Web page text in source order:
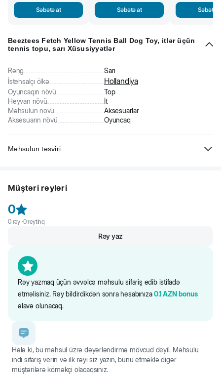
Səbətə at Səbətə at Səbətə
Beeztees Fetch Yellow Tennis Ball Dog Toy, itlər üçün
tennis topu, sarı Xüsusiyyətlər
Rəng
Sarı
İstehsalçı ölkə
Hollandiya
Oyuncaqın növü
Top
Heyvan növü
İt
Məhsulun növü
Aksesuarlar
Aksesuarın növü
Oyuncaq
Məhsulun təsviri
aksesuardır. Topla oyunun faydaları:
- ağza rahatlıqla yerləşərək ağız boşluğunu zədələmir
- canlı rəngi üçün hər zaman göz önündə qalır
- ürək sisteminin sağlamlığını və atletik bədən quruluşunu təmin
- "tut", "gətir" kimi təlim əmrlərini öyrətməkdə kömək edir
- itin çevikliyini inkişaf etdirir
Müştəri rəyləri
0
0rəy ·0reytinq
Rəy yazmaq üçün əvvəlcə məhsulu sifariş edib istifadə
etməlisiniz. Rəy bildirdikdən sonra hesabınıza0.1 AZN bonus
əlavə olunacaq.
Rəy yaz
Hələ ki, bu məhsul üzrə dəyərləndirmə mövcud deyil. Məhsulu
indi sifariş verin və ilk rəyi siz yazın, bunu etməklə digər
müştərilərə köməkçi olacaqsınız.